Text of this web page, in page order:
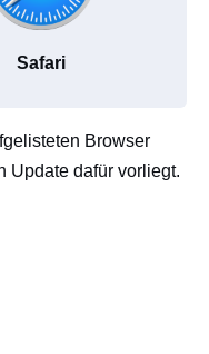
Safari
Browser
Update dafür vorliegt.